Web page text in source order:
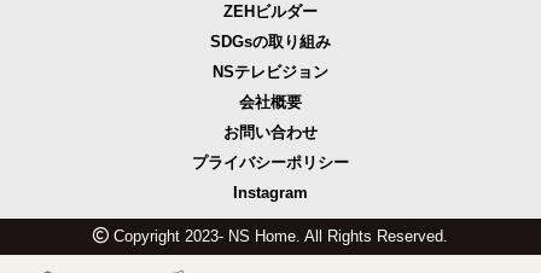
ZEHビルダー
SDGsの取り組み
NSテレビジョン
会社概要
お問い合わせ
プライバシーポリシー
Instagram
Copyright 2023- NS Home. All Rights Reserved.